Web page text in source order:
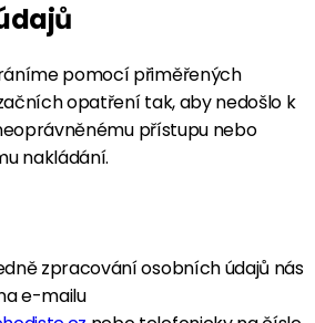
pomocí přiměřených
opatření tak, aby nedošlo k
přístupu nebo
nakládání.
zpracování osobních údajů nás
e-mailu